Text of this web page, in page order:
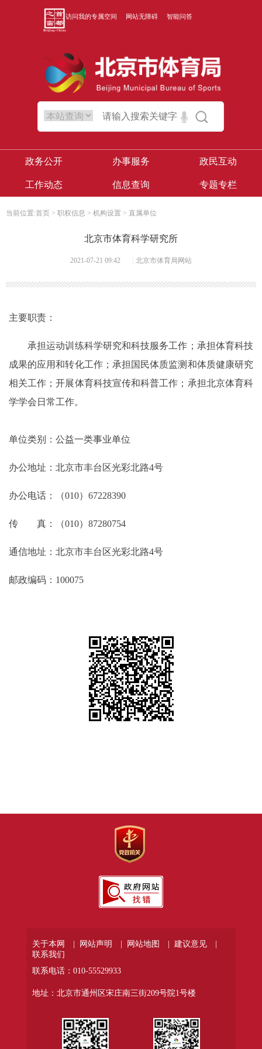
访问我的专属空间 网站无障碍 智能问答
政务公开 办事服务 政民互动
工作动态 信息查询 专题专栏
当前位置:首页 > 职权信息 > 机构设置 > 直属单位
北京市体育科学研究所
2021-07-21 09:42 北京市体育局网站
主要职责：
承担运动训练科学研究和科技服务工作；承担体育科技
成果的应用和转化工作；承担国民体质监测和体质健康研究
相关工作；开展体育科技宣传和科普工作；承担北京体育科
学学会日常工作。
单位类别：公益一类事业单位
办公地址：北京市丰台区光彩北路4号
办公电话：（010）67228390
传 真：（010）87280754
通信地址：北京市丰台区光彩北路4号
邮政编码：100075
关于本网 | 网站声明 | 网站地图 |
建议意见 |
联系我们
联系电话：010-55529933
地址：北京市通州区宋庄南三街209号院1号楼